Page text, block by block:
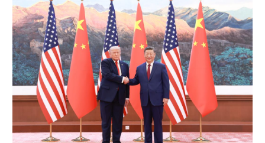
公益 一带一路 亚太网 上市公司
文化产业
地方频道
北京 天津 河北
辽宁 吉林 上海 江苏